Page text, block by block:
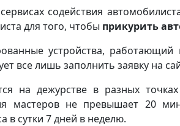
содействия
для того, чтобы прикурить
устройства,
все лишь заполнить заявку на
на дежурстве в разных
мастеров не превышает 20
в сутки 7 дней в неделю.